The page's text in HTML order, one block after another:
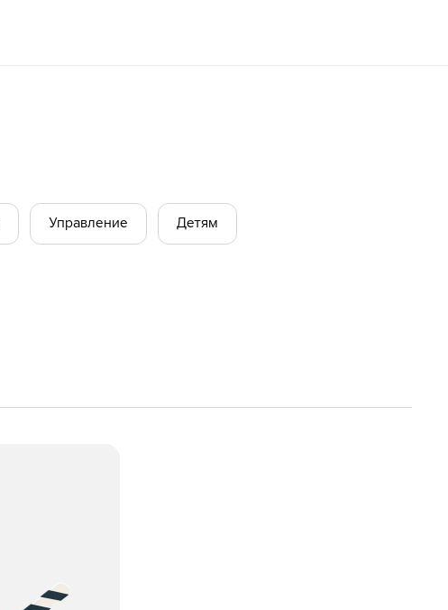
Управление Детям